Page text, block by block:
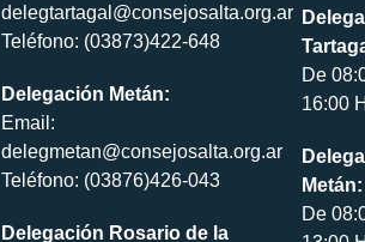
delegtartagal@consejosalta.org.ar
Teléfono: (03873)422-648
Delegación Metán:
Email:
delegmetan@consejosalta.org.ar
Teléfono: (03876)426-043
Delegación Rosario de la
De
16:00
Metán:
De